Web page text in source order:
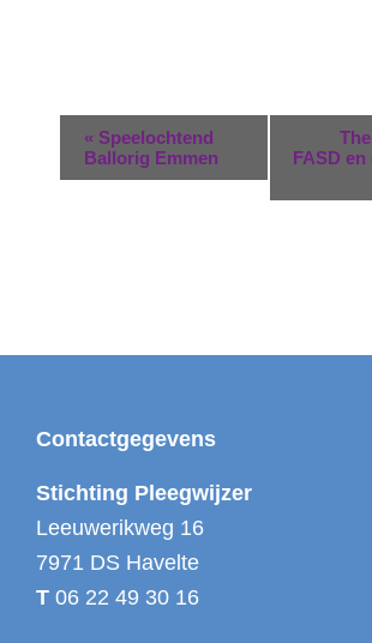
n
N
v
i
g
a
« Speelochtend
Ballorig Emmen
FASD
Footer
Contactgegevens
Stichting Pleegwijzer
Leeuwerikweg 16
7971 DS Havelte
T 06 22 49 30 16